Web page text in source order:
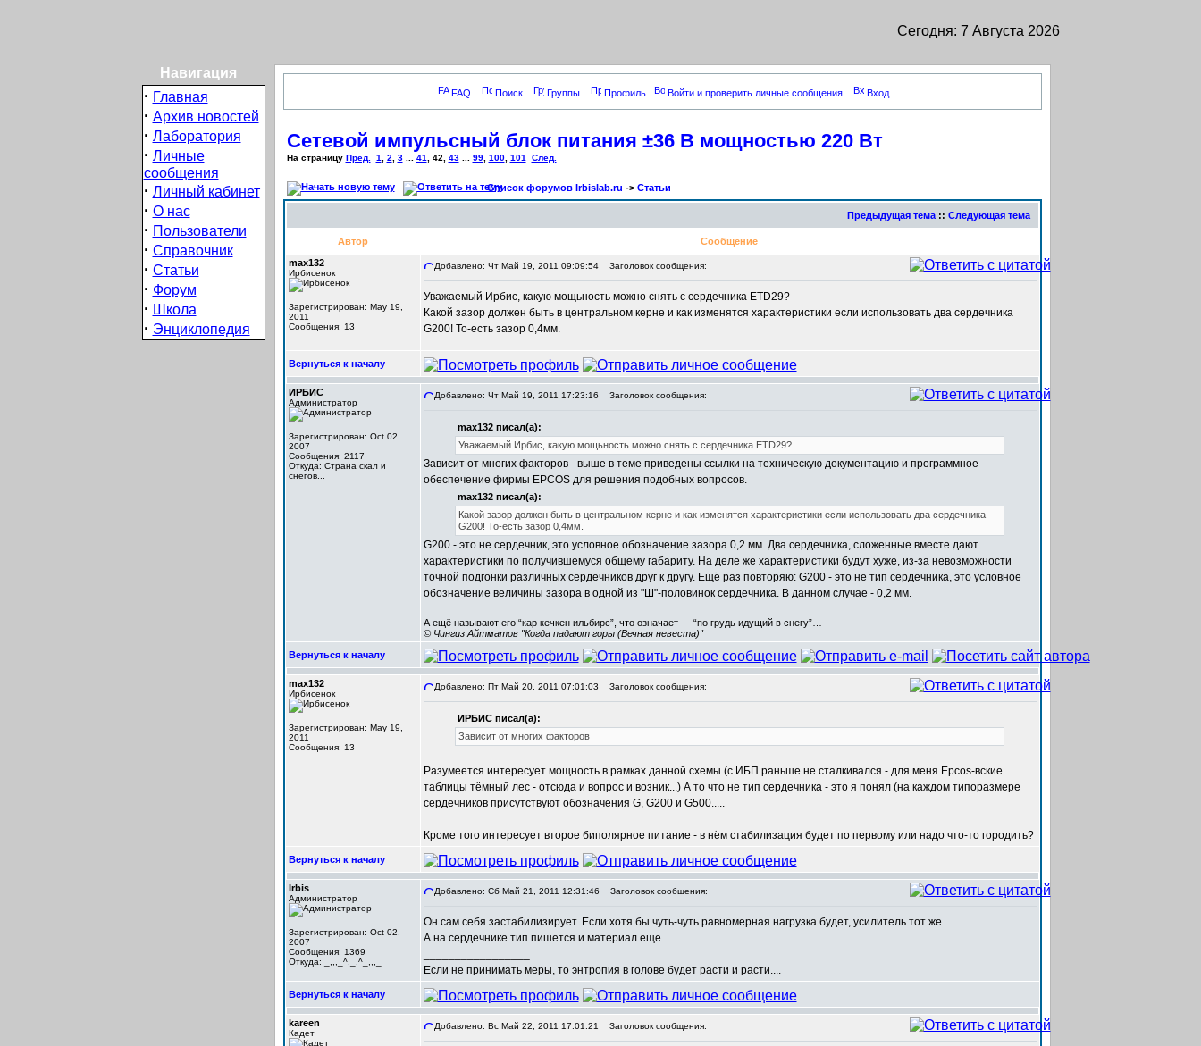
Сегодня: 7 Августа 2026
Навигация
· Главная
· Архив новостей
· Лаборатория
· Личные
сообщения
· Личный кабинет
· О нас
· Пользователи
· Справочник
· Статьи
· Форум
· Школа
· Энциклопедия
FAQ Поиск Группы Профиль Войти и проверить личные сообщения Вход
Сетевой импульсный блок питания ±36 В мощностью 220 Вт
На страницу Пред. 1 2 3... 41 42 43... 99, 100, 101 След.
Список форумов Irbislab.ru -> Статьи
Предыдущая тема:: Следующая тема
Автор
Сообщение
max132
Ирбисенок
Зарегистрирован: May 19,
2011
Сообщения: 13
Добавлено: Чт Май 19, 2011 09:09:54 Заголовок сообщения:
Уважаемый Ирбис, какую мощьность можно снять с сердечника ETD29?
Какой зазор должен быть в центральном керне и как изменятся характеристики если использовать два сердечника
G200! То-есть зазор 0,4мм.
Вернуться к началу
ИРБИС
Администратор
Зарегистрирован: Oct 02,
2007
Сообщения: 2117
Откуда: Cтрана скал и
снегов...
Добавлено: Чт Май 19, 2011 17:23:16 Заголовок сообщения:
max132 писал(а):
Уважаемый Ирбис, какую мощьность можно снять с сердечника ETD29?
Зависит от многих факторов - выше в теме приведены ссылки на техническую документацию и программное
обеспечение фирмы EPCOS для решения подобных вопросов.
max132 писал(а):
Какой зазор должен быть в центральном керне и как изменятся характеристики если использовать два сердечника
G200! То-есть зазор 0,4мм.
G200 - это не сердечник, это условное обозначение зазора 0,2 мм. Два сердечника, сложенные вместе дают
характеристики по получившемуся общему габариту. На деле же характеристики будут хуже, из-за невозможности
точной подгонки различных сердечников друг к другу. Ещё раз повторяю: G200 - это не тип сердечника, это условное
обозначение величины зазора в одной из "Ш"-половинок сердечника. В данном случае - 0,2 мм.
А ещё называют его “кар кечкен ильбирс”, что означает — “по грудь идущий в снегу”…
© Чингиз Айтматов "Когда падают горы (Вечная невеста)"
Вернуться к началу
max132
Ирбисенок
Зарегистрирован: May 19,
2011
Сообщения: 13
Добавлено: Пт Май 20, 2011 07:01:03 Заголовок сообщения:
ИРБИС писал(а):
Зависит от многих факторов
Разумеется интересует мощность в рамках данной схемы (с ИБП раньше не сталкивался - для меня Epcos-вские
таблицы тёмный лес - отсюда и вопрос и возник...) А то что не тип сердечника - это я понял (на каждом типоразмере
сердечников присутствуют обозначения G, G200 и G500.....
Кроме того интересует второе биполярное питание - в нём стабилизация будет по первому или надо что-то городить?
Вернуться к началу
Irbis
Администратор
Зарегистрирован: Oct 02,
2007
Сообщения: 1369
Откуда: _,,,_^._.^_,,,_
Добавлено: Сб Май 21, 2011 12:31:46 Заголовок сообщения:
Он сам себя застабилизирует. Если хотя бы чуть-чуть равномерная нагрузка будет, усилитель тот же.
А на сердечнике тип пишется и материал еще.
Если не принимать меры, то энтропия в голове будет расти и расти....
Вернуться к началу
kareen
Кадет
Добавлено: Вс Май 22, 2011 17:01:21 Заголовок сообщения: